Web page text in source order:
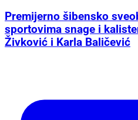
Premijerno šibensko
sportovima snage i
Živković i Karla Baličević